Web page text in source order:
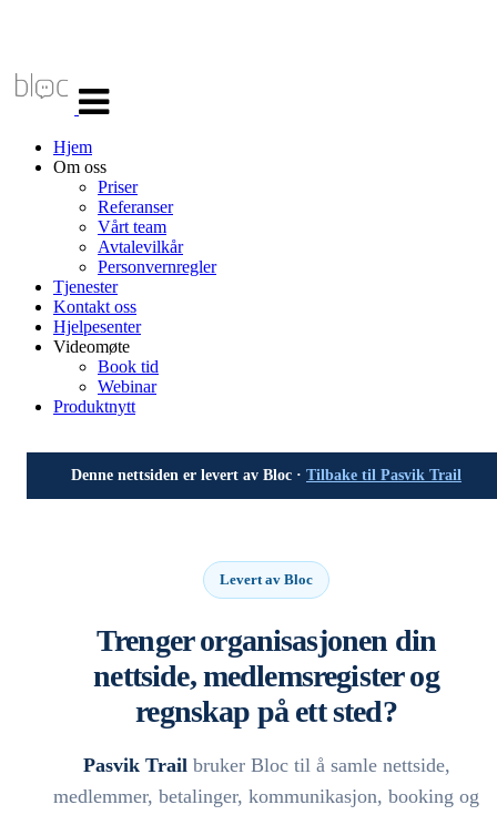
navigasjon
Hjem
Om oss
Priser
Referanser
Vårt team
Avtalevilkår
Personvernregler
Tjenester
Kontakt oss
Hjelpesenter
Videomøte
Book tid
Webinar
Produktnytt
Denne nettsiden er levert av Bloc · Tilbake til Pasvik Trail
Levert av Bloc
Trenger organisasjonen din
nettside, medlemsregister og
regnskap på ett sted?
Pasvik Trailbruker Bloc til å samle nettside,
medlemmer, betalinger, kommunikasjon, booking og